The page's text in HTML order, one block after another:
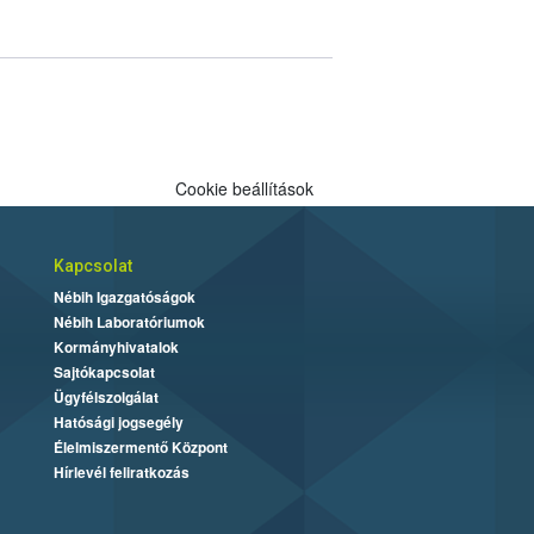
tordasi fajtakísérleti állomásán folytatódik
Cookie beállítások
Kapcsolat
Nébih Igazgatóságok
Nébih Laboratóriumok
Kormányhivatalok
Sajtókapcsolat
Ügyfélszolgálat
Hatósági jogsegély
Élelmiszermentő Központ
Hírlevél feliratkozás